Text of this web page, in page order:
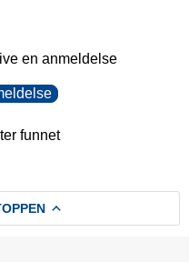
en anmeldelse
funnet